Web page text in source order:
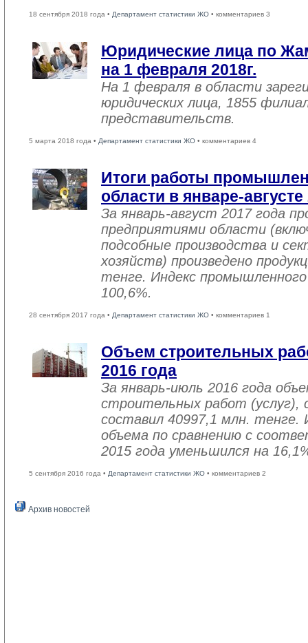
18 сентября 2018 года • Департамент статистики ЖО • комментариев 3
Юридические лица по
на 1 февраля 2018г.
На 1 февраля в области
юридических лица, 1855
представительств.
5 марта 2018 года • Департамент статистики ЖО • комментариев 4
Итоги работы
области в январе-августе
За январь-август 2017 года
предприятиями области
подсобные производства и
хозяйств) произведено
тенге. Индекс
100,6%.
28 сентября 2017 года • Департамент статистики ЖО • комментариев 1
Объем строительных
2016 года
За январь-июль 2016 года
строительных работ (услуг),
составил 40997,1 млн. тенге.
объема по сравнению с
2015 года уменьшился на
5 сентября 2016 года • Департамент статистики ЖО • комментариев 2
Архив новостей